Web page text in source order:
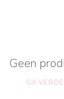
Geen
GA